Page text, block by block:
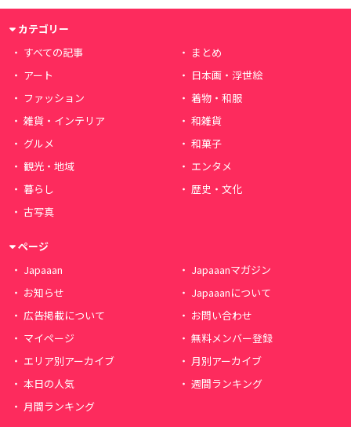
カテゴリー
すべての記事
まとめ
アート
日本画・浮世絵
ファッション
着物・和服
雑貨・インテリア
和雑貨
グルメ
和菓子
観光・地域
エンタメ
暮らし
歴史・文化
古写真
ページ
Japaaan
Japaaanマガジン
お知らせ
Japaaanについて
広告掲載について
お問い合わせ
マイページ
無料メンバー登録
エリア別アーカイブ
月別アーカイブ
本日の人気
週間ランキング
月間ランキング